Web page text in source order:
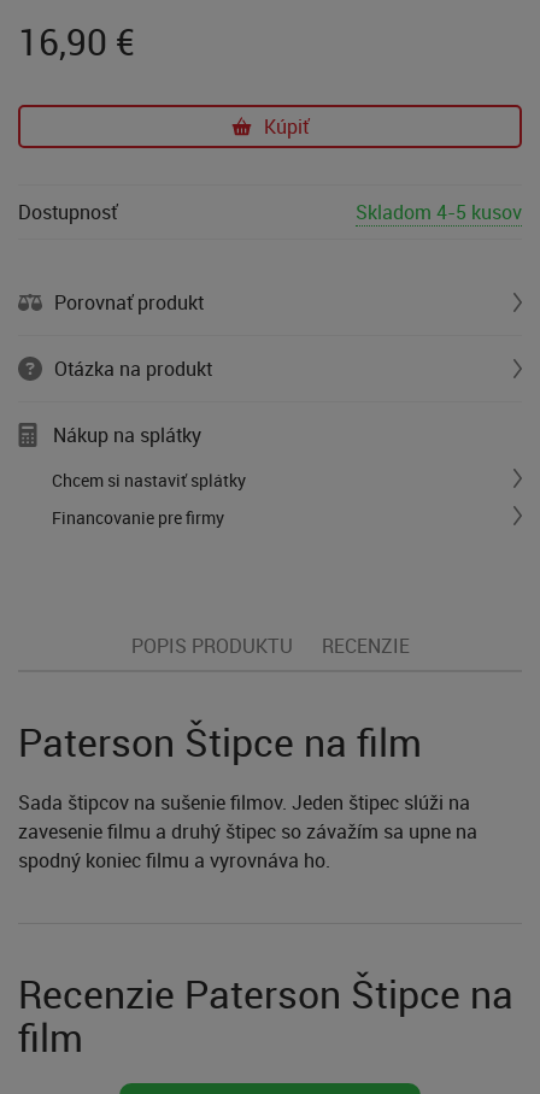
16,90 €
Kúpiť
Dostupnosť Skladom 4-5 kusov
Porovnať produkt
Otázka na produkt
Nákup na splátky
Chcem si nastaviť splátky
Financovanie pre firmy
POPIS PRODUKTU RECENZIE
Paterson Štipce na film
Sada štipcov na sušenie filmov. Jeden štipec slúži na
zavesenie filmu a druhý štipec so závažím sa upne na
spodný koniec filmu a vyrovnáva ho.
Recenzie Paterson Štipce na
film